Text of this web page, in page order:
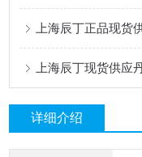
上海辰丁正品现货
上海辰丁现货供应
详细介绍